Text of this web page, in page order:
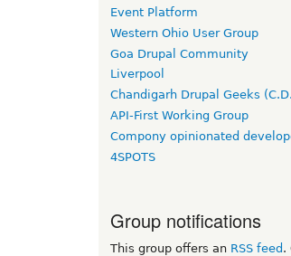
Event Platform
Western Ohio User Group
Goa Drupal Community
Liverpool
Chandigarh Drupal Geeks
API-First Working Group
Compony opinionated
4SPOTS
Group notifications
This group offers an RSS feed .